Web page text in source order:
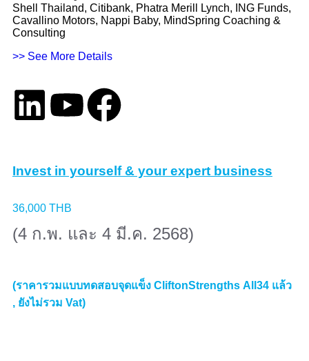
Shell Thailand, Citibank, Phatra Merill Lynch, ING Funds,
Cavallino Motors, Nappi Baby, MindSpring Coaching &
Consulting
>> See More Details
Invest in yourself & your expert business
36,000 THB
(4 ก.พ. และ 4 มี.ค. 2568)
(ราคารวมแบบทดสอบจุดแข็ง CliftonStrengths All34 แล้ว
, ยังไม่รวม Vat)